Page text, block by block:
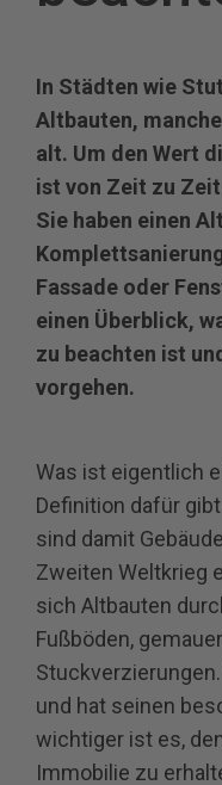
In Städten wie
Altbauten,
alt. Um den Wert
ist von Zeit zu
Sie haben einen
Fassade oder
einen Überblick,
zu beachten ist
vorgehen.
Was ist eigentlich
Definition dafür
sind damit
Zweiten Weltkrieg
sich Altbauten
Fußböden,
und hat seinen
wichtiger ist es,
Immobilie zu